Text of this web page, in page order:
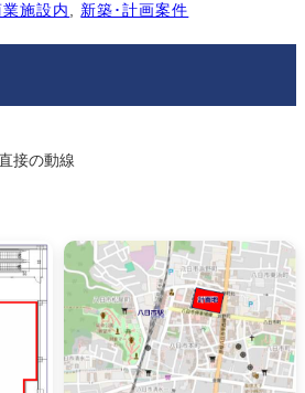
業施設内 新築･計画案件
接の動線